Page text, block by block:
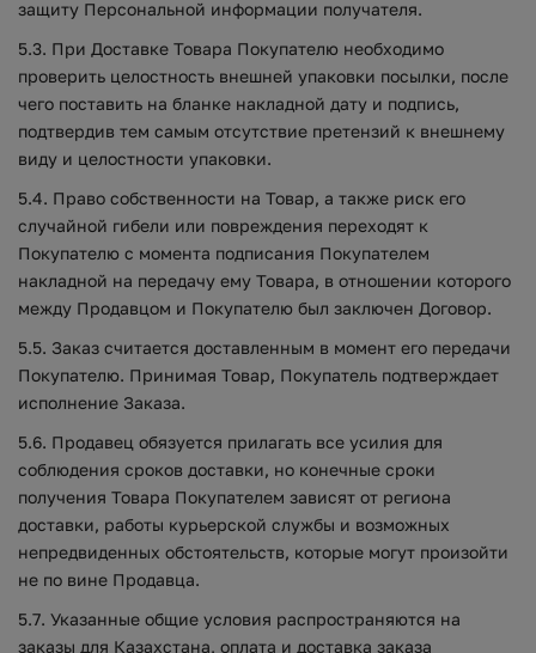
защиту Персональной информации получателя.
5.3. При Доставке Товара Покупателю необходимо
проверить целостность внешней упаковки посылки, после
чего поставить на бланке накладной дату и подпись,
подтвердив тем самым отсутствие претензий к внешнему
виду и целостности упаковки.
5.4. Право собственности на Товар, а также риск его
случайной гибели или повреждения переходят к
Покупателю с момента подписания Покупателем
накладной на передачу ему Товара, в отношении которого
между Продавцом и Покупателю был заключен Договор.
5.5. Заказ считается доставленным в момент его передачи
Покупателю. Принимая Товар, Покупатель подтверждает
исполнение Заказа.
5.6. Продавец обязуется прилагать все усилия для
соблюдения сроков доставки, но конечные сроки
получения Товара Покупателем зависят от региона
доставки, работы курьерской службы и возможных
непредвиденных обстоятельств, которые могут произойти
не по вине Продавца.
5.7. Указанные общие условия распространяются на
заказы для Казахстана, оплата и доставка заказа